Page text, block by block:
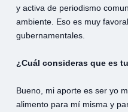
y activa de periodismo
ambiente. Eso es muy
gubernamentales.
¿Cuál consideras que es
Bueno, mi aporte es ser yo
alimento para mí misma y